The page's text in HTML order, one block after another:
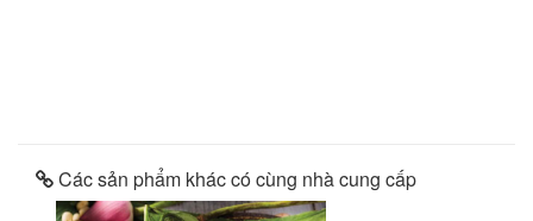
Các sản phẩm khác có cùng nhà cung cấp